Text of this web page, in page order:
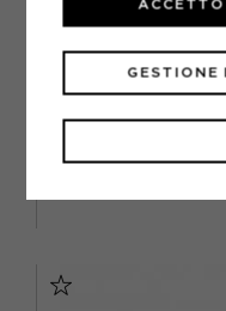
FJALLRAVEN
-25%
GESTIONE